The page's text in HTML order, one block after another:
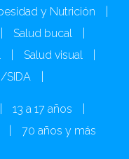
y Nutrición
Salud bucal
Salud visual
SIDA
13 a 17 años
70 años y más